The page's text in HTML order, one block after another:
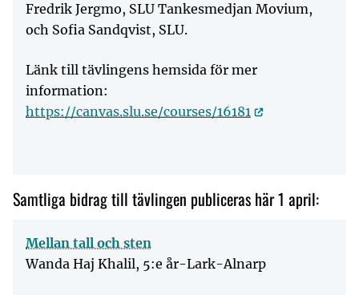
Fredrik Jergmo, SLU Tankesmedjan Movium,
och Sofia Sandqvist, SLU.
Länk till tävlingens hemsida för mer
information:
https://canvas.slu.se/courses/16181
Samtliga bidrag till tävlingen publiceras här 1 april:
Mellan tall och sten
Wanda Haj Khalil, 5:e år-Lark-Alnarp